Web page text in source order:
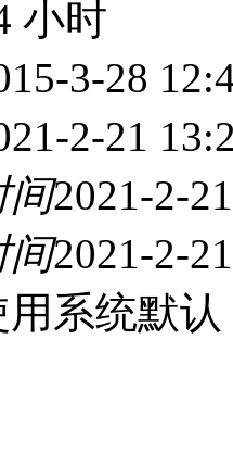
小时
3-28
2-21
间2021-2-
间2021-2-
用系统默认